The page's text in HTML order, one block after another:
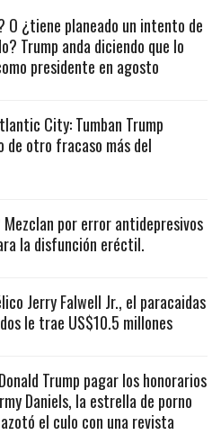
O ¿tiene planeado un intento de
Trump anda diciendo que lo
presidente en agosto
City: Tumban Trump
de otro fracaso más del
por error antidepresivos
la disfunción eréctil.
Jerry Falwell Jr., el paracaidas
le trae US$10.5 millones
Trump pagar los honorarios
Daniels, la estrella de porno
el culo con una revista